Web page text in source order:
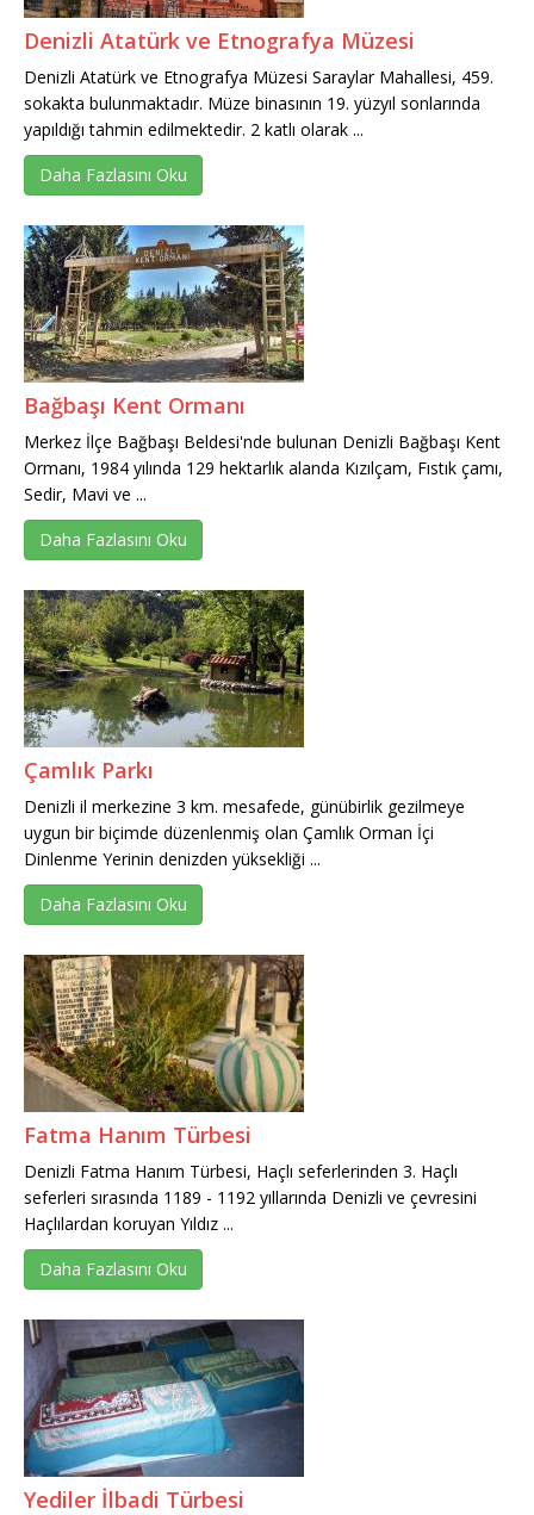
Denizli Atatürk ve Etnografya Müzesi
Denizli Atatürk ve Etnografya Müzesi Saraylar Mahallesi, 459.
sokakta bulunmaktadır. Müze binasının 19. yüzyıl sonlarında
yapıldığı tahmin edilmektedir. 2 katlı olarak ...
Daha Fazlasını Oku
Bağbaşı Kent Ormanı
Merkez İlçe Bağbaşı Beldesi'nde bulunan Denizli Bağbaşı Kent
Ormanı, 1984 yılında 129 hektarlık alanda Kızılçam, Fıstık çamı,
Sedir, Mavi ve ...
Daha Fazlasını Oku
Çamlık Parkı
Denizli il merkezine 3 km. mesafede, günübirlik gezilmeye
uygun bir biçimde düzenlenmiş olan Çamlık Orman İçi
Dinlenme Yerinin denizden yüksekliği ...
Daha Fazlasını Oku
Fatma Hanım Türbesi
Denizli Fatma Hanım Türbesi, Haçlı seferlerinden 3. Haçlı
seferleri sırasında 1189 - 1192 yıllarında Denizli ve çevresini
Haçlılardan koruyan Yıldız ...
Daha Fazlasını Oku
Yediler İlbadi Türbesi